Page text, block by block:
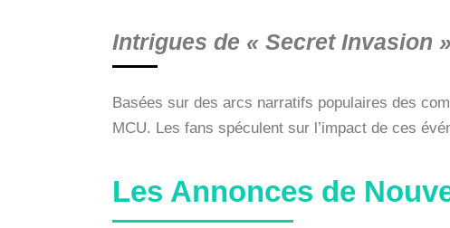
Intrigues de « Secret Invasion
Basées sur des arcs narratifs populaires des
MCU. Les fans spéculent sur l’impact de ces
Les Annonces de